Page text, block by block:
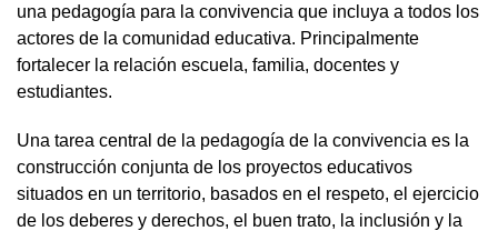
una pedagogía para la convivencia que incluya a todos los
actores de la comunidad educativa. Principalmente
fortalecer la relación escuela, familia, docentes y
estudiantes.
Una tarea central de la pedagogía de la convivencia es la
construcción conjunta de los proyectos educativos
situados en un territorio, basados en el respeto, el ejercicio
de los deberes y derechos, el buen trato, la inclusión y la